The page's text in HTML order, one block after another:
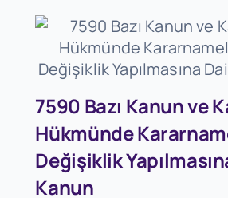
7590 Bazı Kanun ve
Hükmünde
Değişiklik
Kanun